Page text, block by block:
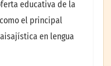
educativa de la
el principal
en lengua